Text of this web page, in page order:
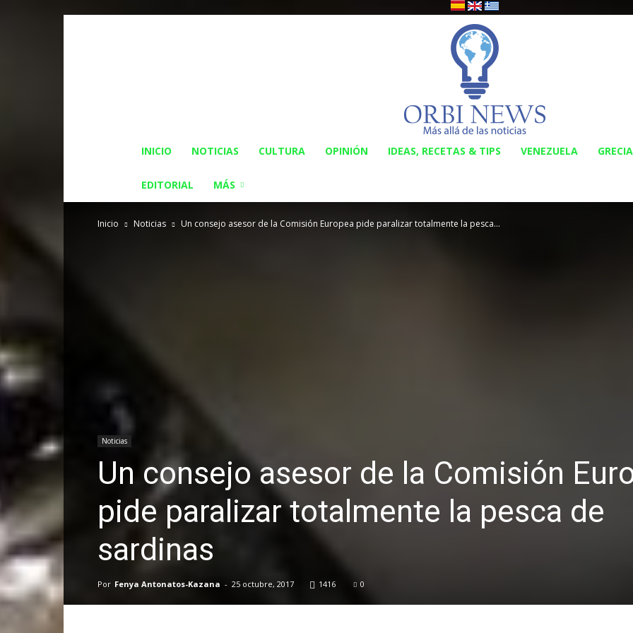
INICIO NOTICIAS CULTURA OPINIÓN IDEAS, RECETAS & TIPS VENEZUELA GRECIA
EDITORIAL MÁS
Inicio Noticias Un consejo asesor de la Comisión Europea pide paralizar totalmente la pesca...
Noticias
Un consejo asesor de la Comisión
pide paralizar totalmente la pesca de
sardinas
Por Fenya Antonatos-Kazana - 25 octubre, 2017 1416 0